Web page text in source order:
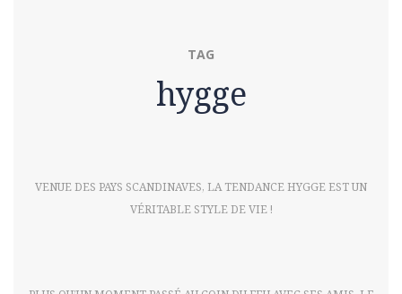
TAG
hygge
VENUE DES PAYS SCANDINAVES, LA TENDANCE HYGGE EST UN
VÉRITABLE STYLE DE VIE !